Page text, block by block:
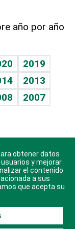
año por año
2019
2013
2007
iOS y
reservados.
obtener datos
y mejorar
el contenido
a sus
que acepta su